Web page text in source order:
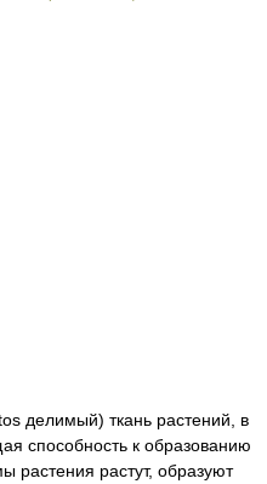
делимый) ткань растений, в
способность к образованию
растения растут, образуют